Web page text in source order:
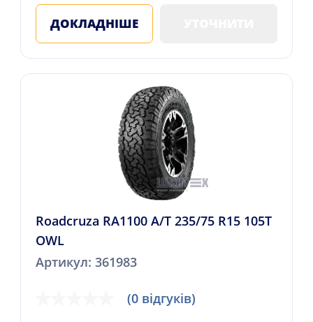
ДОКЛАДНІШЕ
Roadcruza RA1100 A/T 235/75 R15 105T
OWL
Артикул: 361983
(0 відгуків)